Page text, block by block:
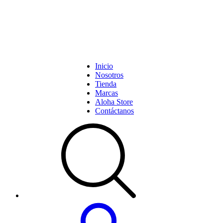
Inicio
Nosotros
Tienda
Marcas
Aloha Store
Contáctanos